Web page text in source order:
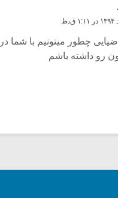
چطور میتونیم با شما
رو داشته باشم